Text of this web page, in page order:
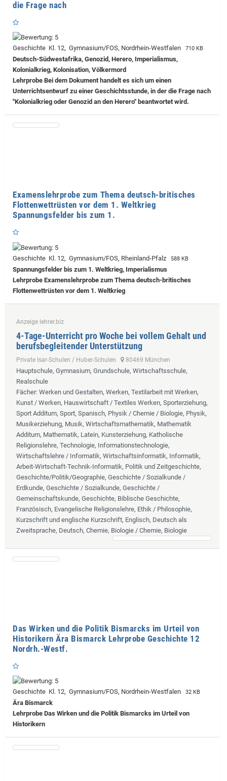
die Frage nach
Geschichte Kl. 12, Gymnasium/FOS, Nordrhein-Westfalen 710 KB
Deutsch-Südwestafrika, Genozid, Herero, Imperialismus,
Kolonialkrieg, Kolonisation, Völkermord
Lehrprobe Bei dem Dokument handelt es sich um einen
Unterrichtsentwurf zu einer Geschichtsstunde, in der die Frage nach
"Kolonialkrieg oder Genozid an den Herero" beantwortet wird.
Examenslehrprobe zum Thema deutsch-britisches
Flottenwettrüsten vor dem 1. Weltkrieg
Spannungsfelder bis zum 1.
Geschichte Kl. 12, Gymnasium/FOS, Rheinland-Pfalz 588 KB
Spannungsfelder bis zum 1. Weltkrieg, Imperialismus
Lehrprobe Examenslehrprobe zum Thema deutsch-britisches
Flottenwettrüsten vor dem 1. Weltkrieg
Anzeige lehrer.biz
4-Tage-Unterricht pro Woche bei vollem Gehalt und
berufsbegleitender Unterstützung
Private Isar-Schulen / Huber-Schulen 80469 München
Hauptschule, Gymnasium, Grundschule, Wirtschaftsschule,
Realschule
Fächer: Werken und Gestalten, Werken, Textilarbeit mit Werken,
Kunst / Werken, Hauswirtschaft / Textiles Werken, Sporterziehung,
Sport Additum, Sport, Spanisch, Physik / Chemie / Biologie, Physik,
Musikerziehung, Musik, Wirtschaftsmathematik, Mathematik
Additum, Mathematik, Latein, Kunsterziehung, Katholische
Religionslehre, Technologie, Informationstechnologie,
Wirtschaftslehre / Informatik, Wirtschaftsinformatik, Informatik,
Arbeit-Wirtschaft-Technik-Informatik, Politik und Zeitgeschichte,
Geschichte/Politik/Geographie, Geschichte / Sozialkunde /
Erdkunde, Geschichte / Sozialkunde, Geschichte /
Gemeinschaftskunde, Geschichte, Biblische Geschichte,
Französisch, Evangelische Religionslehre, Ethik / Philosophie,
Kurzschrift und englische Kurzschrift, Englisch, Deutsch als
Zweitsprache, Deutsch, Chemie, Biologie / Chemie, Biologie
Das Wirken und die Politik Bismarcks im Urteil von
Historikern Ära Bismarck Lehrprobe Geschichte 12
Nordrh.-Westf.
Geschichte Kl. 12, Gymnasium/FOS, Nordrhein-Westfalen 32 KB
Ära Bismarck
Lehrprobe Das Wirken und die Politik Bismarcks im Urteil von
Historikern